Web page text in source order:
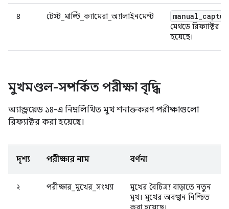
৪ টেস্ট_মাল্টি_ক্যামেরা_অ্যালাইনমেন্ট
মেথডে রিফ্যাক্টর
হয়েছে।
মুখমণ্ডল-সম্পর্কিত পরীক্ষা বৃদ্ধি
অ্যান্ড্রয়েড ১৪-এ নিম্নলিখিত মুখ শনাক্তকরণ পরীক্ষাগুলো
রিফ্যাক্টর করা হয়েছে।
দৃশ্য পরীক্ষার নাম বর্ণনা
২ পরীক্ষার_মুখের_সংখ্যা
মুখের বৈচিত্র্য বাড়াতে নতুন
মুখ। মুখের অবস্থান নিশ্চিত